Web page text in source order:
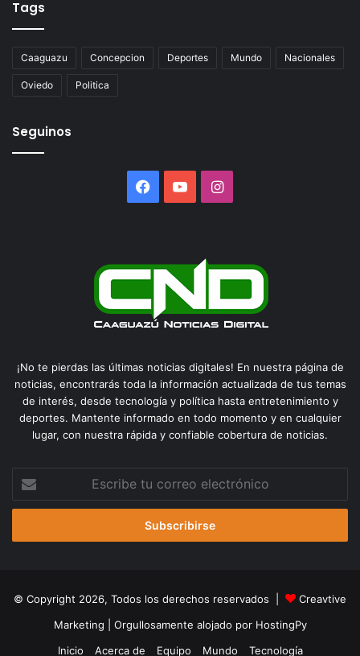
Tags
Caaguazu Concepcion Deportes Mundo Nacionales
Oviedo Politica
Seguinos
Facebook
YouTubeInstagram
¡No te pierdas las últimas noticias digitales! En nuestra página de
noticias, encontrarás toda la información actualizada de tus temas
de interés, desde tecnología y política hasta entretenimiento y
deportes. Mantente informado en todo momento y en cualquier
lugar, con nuestra rápida y confiable cobertura de noticias.
correo
© Copyright 2026, Todos los derechos reservados |
Creavtive
Marketing | Orgullosamente alojado por HostingPy
Inicio
Acerca de Equipo Mundo Tecnología